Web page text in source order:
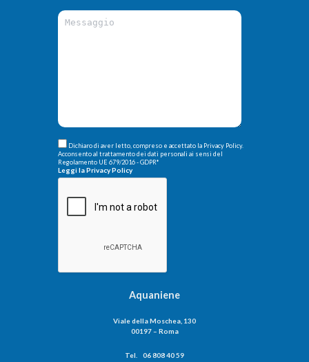
Dichiaro di aver letto, compreso e accettato la Privacy Policy.
Acconsento al trattamento dei dati personali ai sensi del
Regolamento UE 679/2016 - GDPR*
Leggi la Privacy Policy
Aquaniene
Viale della Moschea, 130
00197 – Roma
Tel. 06 808 40 59